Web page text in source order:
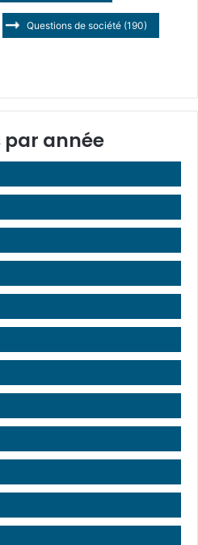
Questions de société (190)
par année